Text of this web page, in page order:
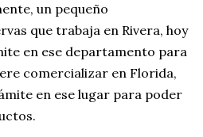
un pequeño
que trabaja en Rivera, hoy
en ese departamento para
comercializar en Florida,
en ese lugar para poder